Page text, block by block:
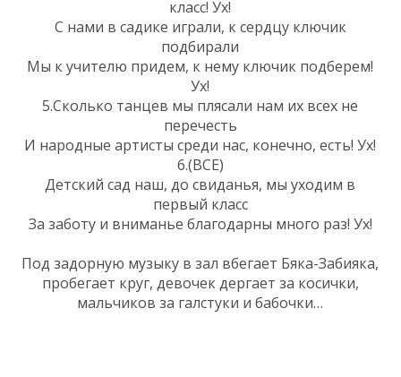
класс! Ух!
С нами в садике играли, к сердцу ключик
подбирали
Мы к учителю придем, к нему ключик подберем!
Ух!
5.Сколько танцев мы плясали нам их всех не
перечесть
И народные артисты среди нас, конечно, есть! Ух!
6.(ВСЕ)
Детский сад наш, до свиданья, мы уходим в
первый класс
За заботу и вниманье благодарны много раз! Ух!
Под задорную музыку в зал вбегает Бяка-Забияка,
пробегает круг, девочек дергает за косички,
мальчиков за галстуки и бабочки…